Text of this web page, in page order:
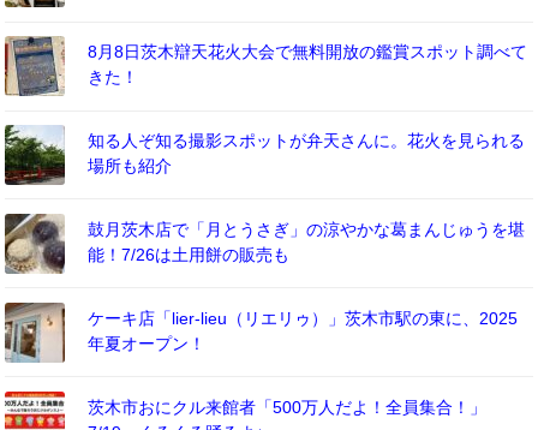
8月8日茨木辯天花火大会で無料開放の鑑賞スポット調べて
きた！
知る人ぞ知る撮影スポットが弁天さんに。花火を見られる
場所も紹介
鼓月茨木店で「月とうさぎ」の涼やかな葛まんじゅうを堪
能！7/26は土用餅の販売も
ケーキ店「lier-lieu（リエリゥ）」茨木市駅の東に、2025
年夏オープン！
茨木市おにクル来館者「500万人だよ！全員集合！」